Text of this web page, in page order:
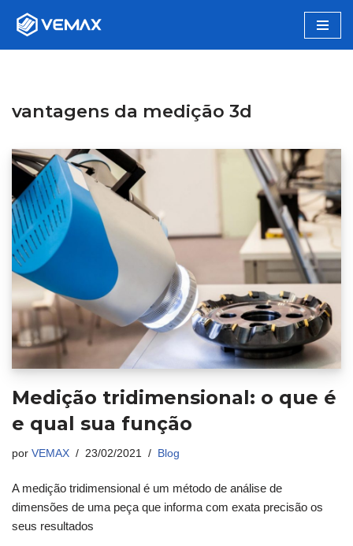
vantagens da medição 3d
Medição tridimensional: o que é
e qual sua função
por VEMAX 23/02/2021 Blog
A medição tridimensional é um método de análise de
dimensões de uma peça que informa com exata precisão os
seus resultados